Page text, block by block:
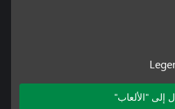
إلى "الألعاب"